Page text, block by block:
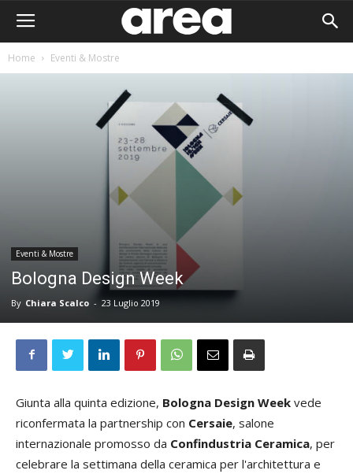
Area
Home Eventi & Mostre
Eventi & Mostre
Bologna Design Week
By Chiara Scalco - 23 Luglio 2019
Giunta alla quinta edizione, Bologna Design Week vede
riconfermata la partnership con Cersaie, salone
internazionale promosso da Confindustria Ceramica, per
celebrare la settimana della ceramica per l'architettura e